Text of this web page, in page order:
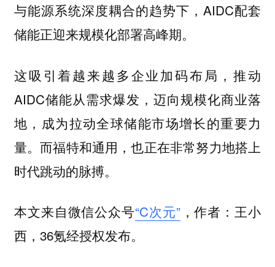
与能源系统深度耦合的趋势下，AIDC配套
储能正迎来规模化部署高峰期。
这吸引着越来越多企业加码布局，推动
AIDC储能从需求爆发，迈向规模化商业落
地，成为拉动全球储能市场增长的重要力
量。而福特和通用，也正在非常努力地搭上
时代跳动的脉搏。
本文来自微信公众号“C次元”，作者：王小
西，36氪经授权发布。